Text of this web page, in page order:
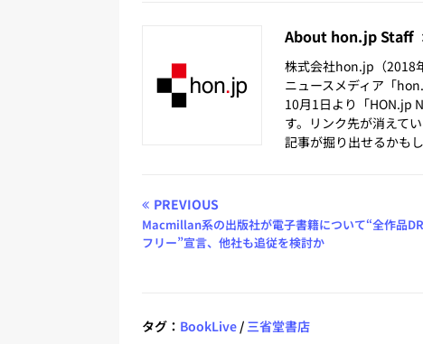
About hon.jp Staff
株式会社hon.jp（2018
ニュースメディア「
10月1日より「HON.jp
す。リンク先が消えてい
記事が掘り出せるかもし
PREVIOUS
Macmillan系の出版社が電子書籍について“全作品
フリー”宣言、他社も追従を検討か
タグ： BookLive / 三省堂書店